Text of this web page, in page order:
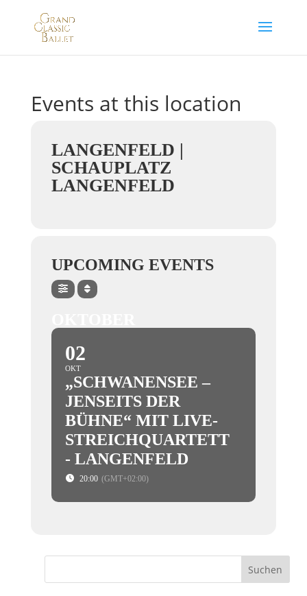
Events at this location
LANGENFELD |
SCHAUPLATZ
LANGENFELD
UPCOMING EVENTS
02
OKT
„SCHWANENSEE –
JENSEITS DER
BÜHNE“ MIT LIVE-
STREICHQUARTETT
- LANGENFELD
20:00 (GMT+02:00)